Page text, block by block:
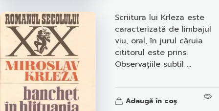
Scriitura lui Krleza este
caracterizată de limbajul
viu, oral, în jurul căruia
cititorul este prins.
Observațiile subtil ...
Adaugă în coș